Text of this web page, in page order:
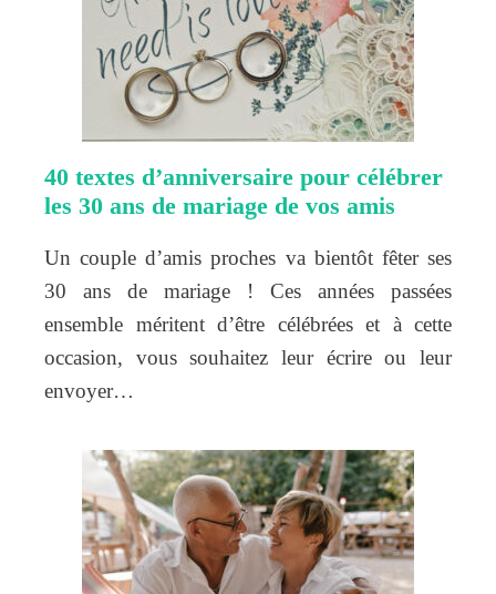
40 textes d’anniversaire pour célébrer
les 30 ans de mariage de vos amis
Un couple d’amis proches va bientôt fêter ses
30 ans de mariage ! Ces années passées
ensemble méritent d’être célébrées et à cette
occasion, vous souhaitez leur écrire ou leur
envoyer…